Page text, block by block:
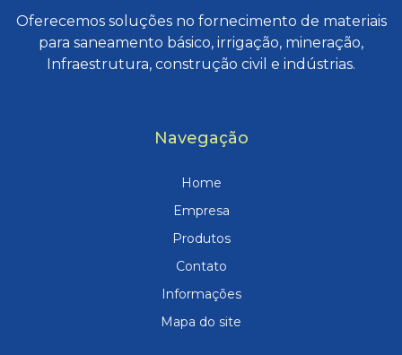
Oferecemos soluções no fornecimento de materiais
para saneamento básico, irrigação, mineração,
Infraestrutura, construção civil e indústrias.
Navegação
Home
Empresa
Produtos
Contato
Informações
Mapa do site